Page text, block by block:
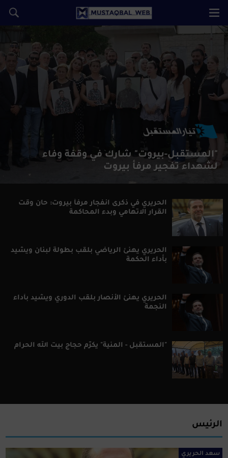
"المستقبل-بيروت" شارك في وقفة وفاء
لشهداء تفجير مرفأ بيروت
الحريري في ذكرى انفجار مرفأ بيروت: حان وقت
القرار الاتهامي وبدء المحاكمة
الحريري يهنئ الرياضي بلقب بطولة لبنان ويشيد
بأداء الحكمة
الحريري يهنئ الأنصار بلقب الدوري ويشيد بأداء
النجمة
"المستقبل - المنية" يكرّم حجاج بيت الله الحرام
الرئيس
سعد الحريري